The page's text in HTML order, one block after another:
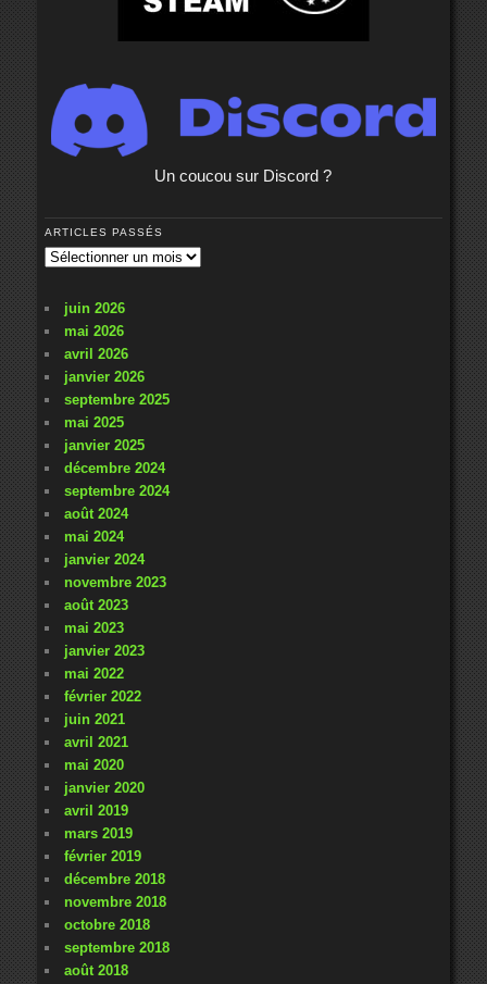
Un coucou sur Discord ?
ARTICLES PASSÉS
Articles
juin 2026
mai 2026
avril 2026
janvier 2026
septembre 2025
mai 2025
janvier 2025
décembre 2024
septembre 2024
août 2024
mai 2024
janvier 2024
novembre 2023
août 2023
mai 2023
janvier 2023
mai 2022
février 2022
juin 2021
avril 2021
mai 2020
janvier 2020
avril 2019
mars 2019
février 2019
décembre 2018
novembre 2018
octobre 2018
septembre 2018
août 2018